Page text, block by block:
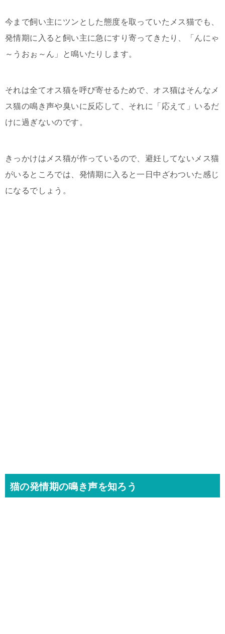
今まで飼い主にツンとした態度を取っていたメス猫でも、
発情期に入ると飼い主に急にすり寄ってきたり、「んにゃ
～うおぉ～ん」と鳴いたりします。
それは全てオス猫を呼び寄せるためで、オス猫はそんなメ
ス猫の鳴き声や臭いに反応して、それに「応えて」いるだ
けに過ぎないのです。
きっかけはメス猫が作っているので、避妊してないメス猫
がいるところでは、発情期に入ると一日中ざわついた感じ
になるでしょう。
猫の発情期の鳴き声を知ろう